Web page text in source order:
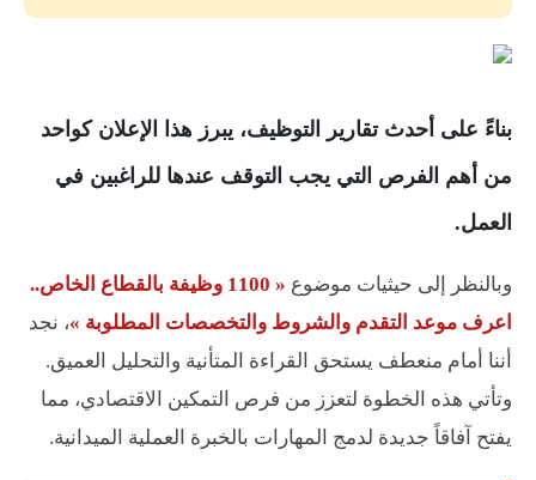
بناءً على أحدث تقارير التوظيف، يبرز هذا الإعلان كواحد
من أهم الفرص التي يجب التوقف عندها للراغبين في
العمل.
وبالنظر إلى حيثيات موضوع
« 1100 وظيفة بالقطاع الخاص..
اعرف موعد التقدم والشروط والتخصصات المطلوبة »، نجد
أننا أمام منعطف يستحق القراءة المتأنية والتحليل العميق.
وتأتي هذه الخطوة لتعزز من فرص التمكين الاقتصادي، مما
يفتح آفاقاً جديدة لدمج المهارات بالخبرة العملية الميدانية.